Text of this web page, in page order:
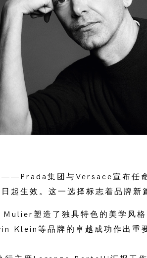
——Prada集团与Versace宣布任
起生效。这一选择标志着品牌新
Mulier塑造了独具特色的美学风
Klein等品牌的卓越成功作出重